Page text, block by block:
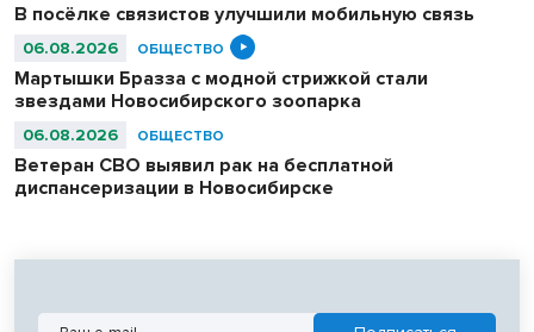
В посёлке связистов улучшили мобильную связь
06.08.2026 ОБЩЕСТВО
Мартышки Бразза с модной стрижкой стали
звездами Новосибирского зоопарка
06.08.2026 ОБЩЕСТВО
Ветеран СВО выявил рак на бесплатной
диспансеризации в Новосибирске